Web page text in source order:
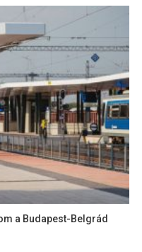
a Budapest-Belgrád